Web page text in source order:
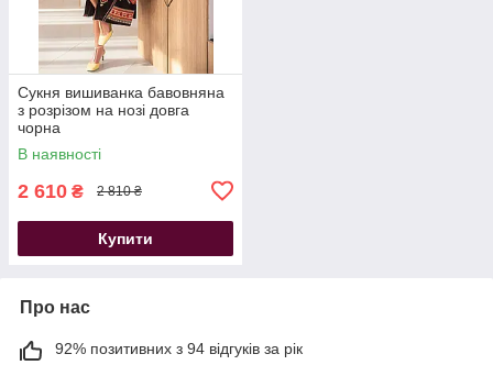
Сукня вишиванка бавовняна
з розрізом на нозі довга
чорна
В наявності
2 610 ₴ 2 810 ₴
Купити
Про нас
92% позитивних з 94 відгуків за рік